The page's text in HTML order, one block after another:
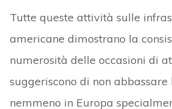
Tutte queste attività sulle
americane dimostrano la
numerosità delle occasioni di
suggeriscono di non
nemmeno in Europa